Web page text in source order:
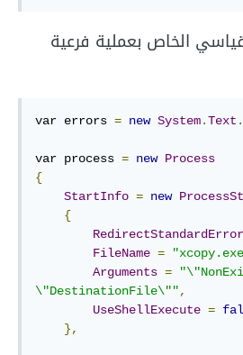
الخاص بعملية فرعية
var errors = new System.Text .
var process = new Process
{
StartInfo = new
{
RedirectStandardError
FileName =
Arguments =
\"DestinationFile\"",
UseShellExecute =
},